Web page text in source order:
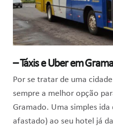
– Táxis e Uber em
Por se tratar de uma
sempre a melhor opção
Gramado. Uma simples
afastado) ao seu hotel já